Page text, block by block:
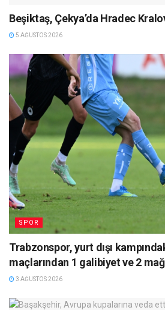
Beşiktaş, Çekya’da Hradec
5 AĞUSTOS 2026
SPOR
Trabzonspor, yurt dışı
maçlarından 1 galibiyet ve 2
3 AĞUSTOS 2026